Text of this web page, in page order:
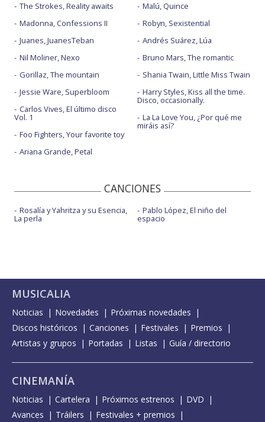
The Strokes, Reality awaits
Madonna, Confessions II
Juanes, JuanesTeban
Nil Moliner, Nexo
Gorillaz, The mountain
Jessie Ware, Superbloom
Carlos Vives, El último disco
Vol. 1
Foo Fighters, Your favorite toy
Ariana Grande, Petal
Malú, Quince
Robyn, Sexistential
Andrés Suárez, Lúa
Bruno Mars, The romantic
Shania Twain, Little Miss Twain
Harry Styles, Kiss all the time.
Disco, occasionally.
La La Love You, ¿Por qué me
miráis así?
CANCIONES
Rosalía y Yahritza y su Esencia,
La perla
Pablo López, El niño del
espacio
MUSICALIA
Noticias Novedades
Próximas novedades
Discos históricos
Canciones Festivales
Premios
Artistas y grupos
Portadas Listas Guía / directorio
CINEMANÍA
Noticias Cartelera Próximos estrenos
DVD
Avances
Tráilers Festivales + premios